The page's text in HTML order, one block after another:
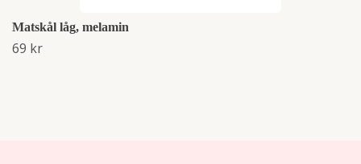
Matskål låg, melamin
69 kr